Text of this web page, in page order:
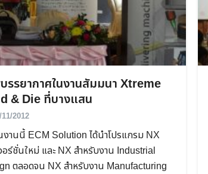
รรยากาศในงานสัมมนา Xtreme
& Die ที่บางแสน
2012
งานนี้ ECM Solution ได้นำโปรแกรม NX
อร์ชั่นใหม่ และ NX สำหรับงาน Industrial
ตลอดจน NX สำหรับงาน Manufacturing